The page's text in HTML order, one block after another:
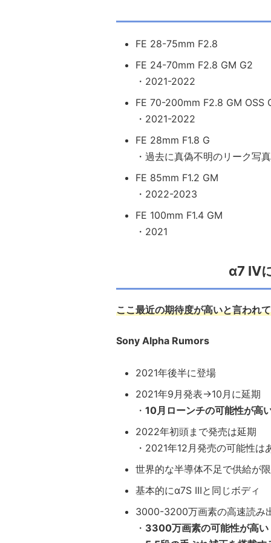
FE 28-75mm F2.8
FE 24-70mm F2.8 GM G2
・2021-2022
FE 70-200mm F2.8 GM OSS
・2021-2022
FE 28mm F1.8 G
・過去に真偽不明のリーク写
FE 85mm F1.2 GM
・2022-2023
FE 100mm F1.4 GM
・2021
α7 IV
ここ最近の期待度が高いと言われ
Sony Alpha Rumors
2021年後半に登場
2021年9月発表→10月に延期
・ 10月ローンチの可能性が高
2022年初頭まで発売は延期
・2021年12月発売の可能性
世界的な半導体不足で供給が
基本的にα7S IIIと同じボディ
3000-3200万画素の高速読み
・ 3300万画素の可能性が高い